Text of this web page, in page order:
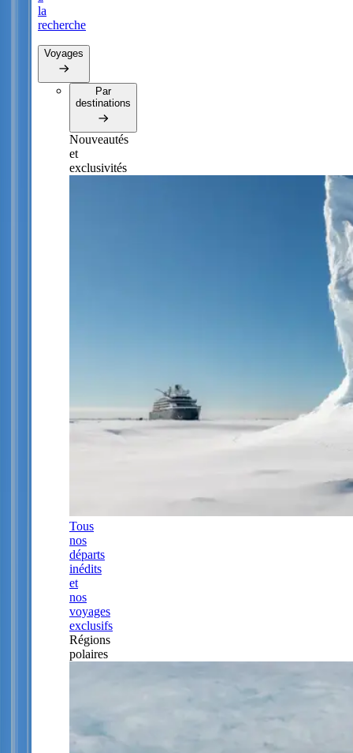
la
recherche
Voyages
Par
destinations
Nouveautés
et
exclusivités
Tous
nos
départs
inédits
et
nos
voyages
exclusifs
Régions
polaires